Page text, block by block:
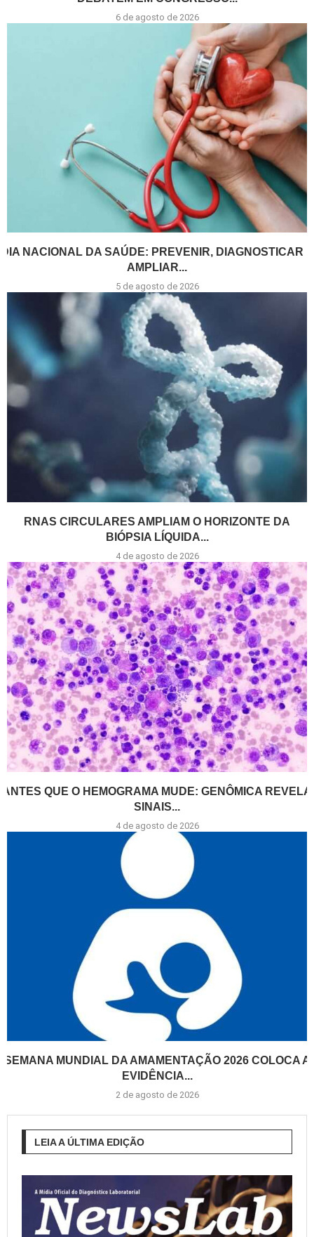
6 de agosto de 2026
DIA NACIONAL DA SAÚDE: PREVENIR, DIAGNOSTICAR E
AMPLIAR...
5 de agosto de 2026
RNAS CIRCULARES AMPLIAM O HORIZONTE DA
BIÓPSIA LÍQUIDA...
4 de agosto de 2026
ANTES QUE O HEMOGRAMA MUDE: GENÔMICA REVELA
SINAIS...
4 de agosto de 2026
SEMANA MUNDIAL DA AMAMENTAÇÃO 2026 COLOCA A
EVIDÊNCIA...
2 de agosto de 2026
LEIA A ÚLTIMA EDIÇÃO